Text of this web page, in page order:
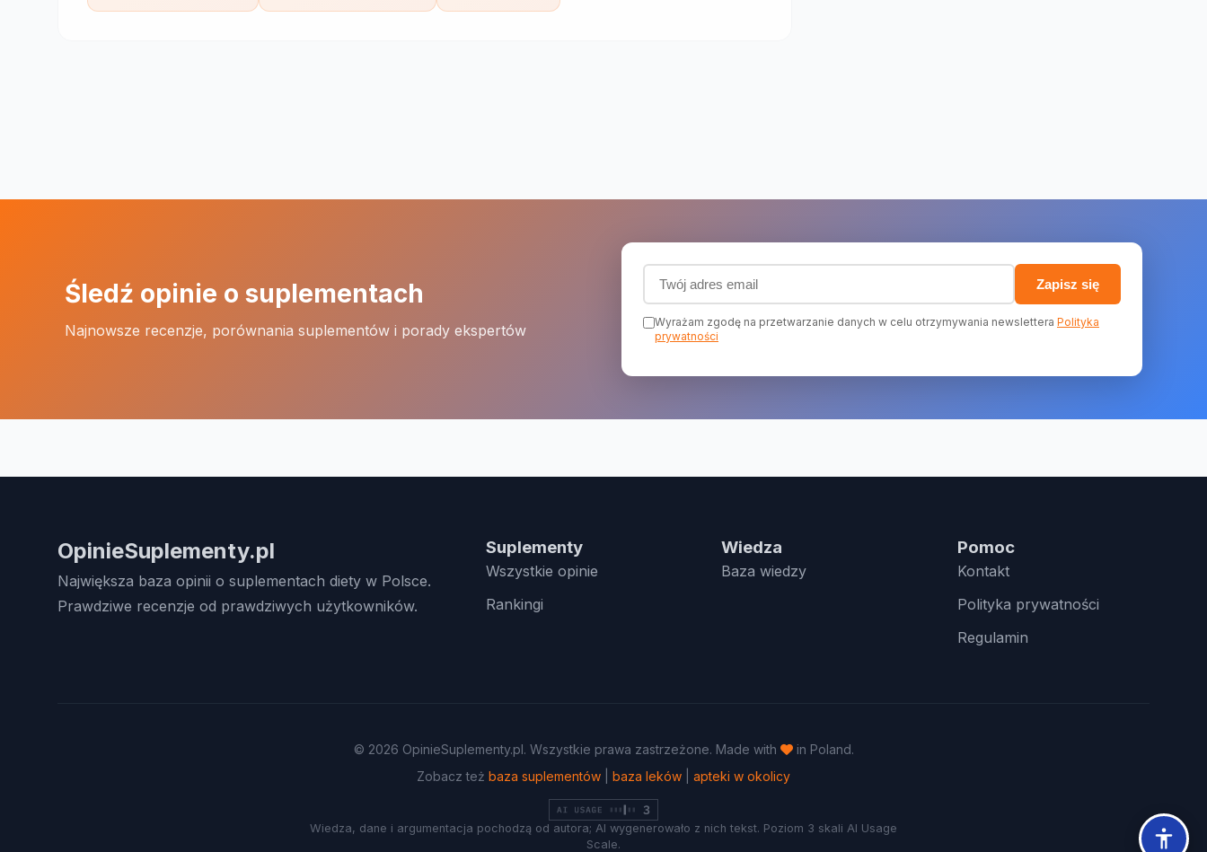
Śledź opinie o suplementach
Najnowsze recenzje, porównania suplementów i porady ekspertów
Adres email (wymagany)
Zapisz się
Wyrażam zgodę na przetwarzanie danych w celu otrzymywania newslettera Polityka
prywatności
OpinieSuplementy.pl
Największa baza opinii o suplementach diety w Polsce.
Prawdziwe recenzje od prawdziwych użytkowników.
Suplementy
Wszystkie opinie
Rankingi
Wiedza
Baza wiedzy
Pomoc
Kontakt
Polityka prywatności
Regulamin
© 2026 OpinieSuplementy.pl. Wszystkie prawa zastrzeżone. Made with
in Poland.
Zobacz też baza suplementów baza leków apteki w okolicy
Wiedza, dane i argumentacja pochodzą od autora; AI wygenerowało z nich tekst. Poziom 3 skali AI Usage
Scale.